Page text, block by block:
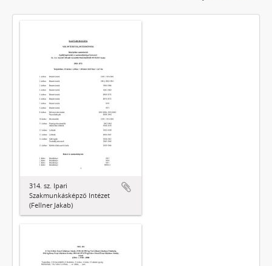
314. sz. Ipari
Szakmunkásképző Intézet
(Fellner Jakab)